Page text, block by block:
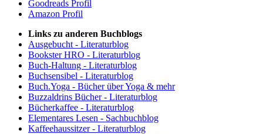
Goodreads Profil
Amazon Profil
Links zu anderen Buchblogs
Ausgebucht - Literaturblog
Bookster HRO - Literaturblog
Buch-Haltung - Literaturblog
Buchsensibel - Literaturblog
Buch.Yoga - Bücher über Yoga & mehr
Buzzaldrins Bücher - Literaturblog
Bücherkaffee - Literaturblog
Elementares Lesen - Sachbuchblog
Kaffeehaussitzer - Literaturblog